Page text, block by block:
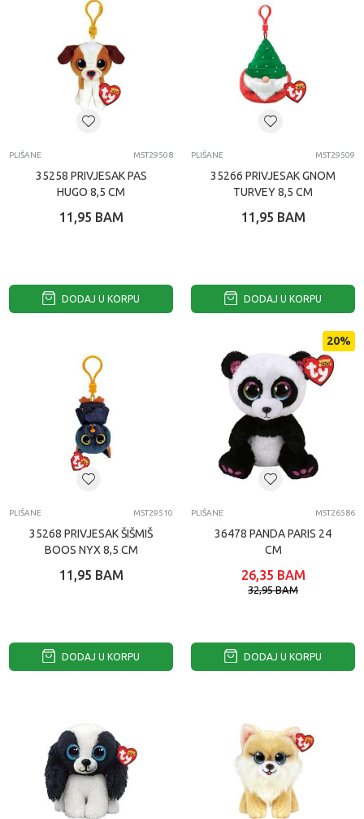
PLIŠANE MST29508
35258 PRIVJESAK PAS
HUGO 8,5 CM
11,95 BAM
DODAJ U KORPU
PLIŠANE MST29509
35266 PRIVJESAK GNOM
TURVEY 8,5 CM
11,95 BAM
DODAJ U KORPU
PLIŠANE MST29510
35268 PRIVJESAK ŠIŠMIŠ
BOOS NYX 8,5 CM
11,95 BAM
DODAJ U KORPU
20%
PLIŠANE MST26586
36478 PANDA PARIS 24
CM
26,35 BAM
32,95BAM
DODAJ U KORPU